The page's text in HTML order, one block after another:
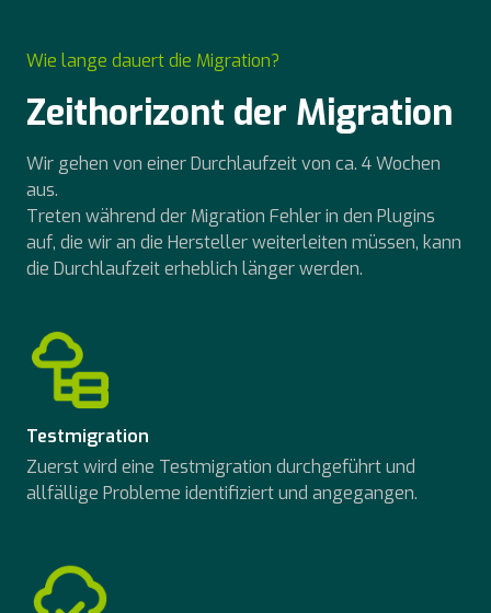
Wie lange dauert die Migration?
Zeithorizont der Migration
Wir gehen von einer Durchlaufzeit von ca. 4 Wochen
aus.
Treten während der Migration Fehler in den Plugins
auf, die wir an die Hersteller weiterleiten müssen, kann
die Durchlaufzeit erheblich länger werden.
Testmigration
Zuerst wird eine Testmigration durchgeführt und
allfällige Probleme identifiziert und angegangen.